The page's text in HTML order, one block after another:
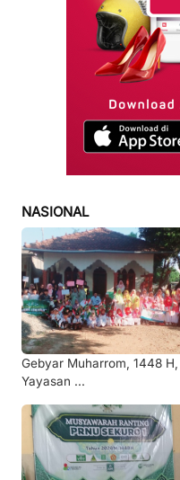
NASIONAL
Gebyar Muharrom, 1448 H,
Yayasan ...